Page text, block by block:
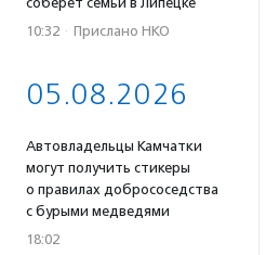
10:32 · Прислано НКО
05.08.2026
Автовладельцы Камчатки
могут получить стикеры
о правилах добрососедства
с бурыми медведями
18:02